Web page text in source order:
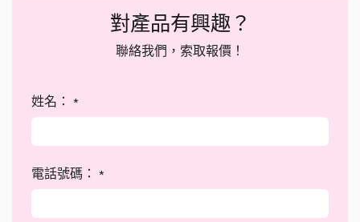
對產品有興趣？
聯絡我們，索取報價！
姓名： *
電話號碼： *